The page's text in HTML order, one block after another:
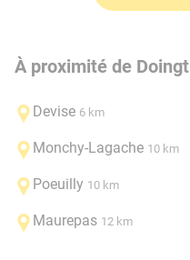
À proximité de Doingt
Devise 6 km
Monchy-Lagache 10 km
Poeuilly 10 km
Maurepas 12 km